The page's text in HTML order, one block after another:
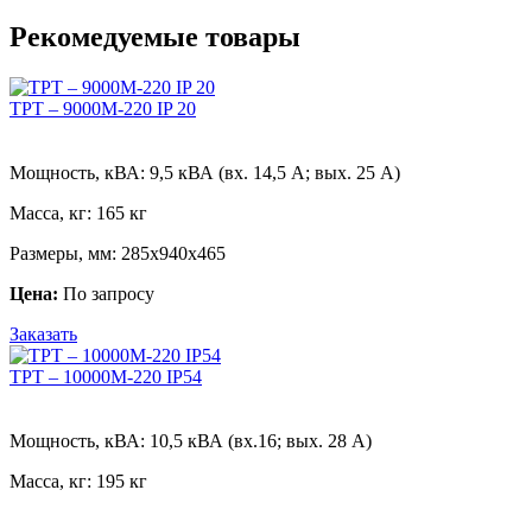
Рекомедуемые товары
ТРТ – 9000М-220 IP 20
Мощность, кВА: 9,5 кВА (вх. 14,5 А; вых. 25 А)
Масса, кг: 165 кг
Размеры, мм: 285х940х465
Цена: По запросу
Заказать
ТРТ – 10000М-220 IP54
Мощность, кВА: 10,5 кВА (вх.16; вых. 28 А)
Масса, кг: 195 кг